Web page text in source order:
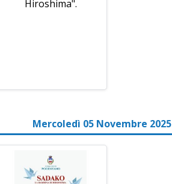
Hiroshima".
Mercoledì 05 Novembre 2025